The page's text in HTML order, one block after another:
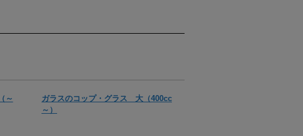
～
ガラスのコップ・グラス 大（400cc
～）